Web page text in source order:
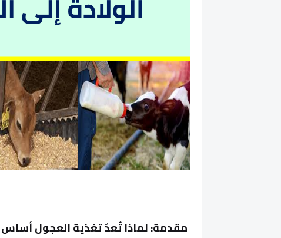
مقدمة: لماذا تُعدّ تغذية العجول أساس